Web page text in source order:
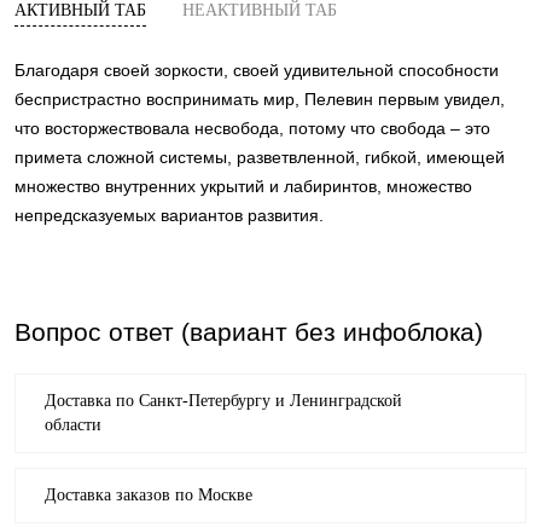
АКТИВНЫЙ ТАБ НЕАКТИВНЫЙ ТАБ
Благодаря своей зоркости, своей удивительной способности
беспристрастно воспринимать мир, Пелевин первым увидел,
что восторжествовала несвобода, потому что свобода – это
примета сложной системы, разветвленной, гибкой, имеющей
множество внутренних укрытий и лабиринтов, множество
непредсказуемых вариантов развития.
Вопрос ответ (вариант без инфоблока)
Доставка по Санкт-Петербургу и Ленинградской
области
Доставка заказов по Москве